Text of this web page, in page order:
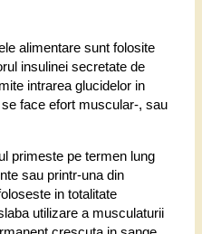
alimentare sunt folosite
insulinei secretate de
intrarea glucidelor in
face efort muscular-, sau
primeste pe termen lung
sau printr-una din
in totalitate
utilizare a musculaturii